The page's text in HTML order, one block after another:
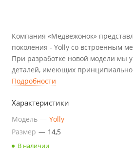
Компания «Медвежонок»
поколения - Yolly со встроенным
При разработке новой модели мы
деталей, имеющих
лечении косолапости. Весь
моделировании для эффективного
ношения брейсов.
Подробности
Характеристики
Модель — Yolly
Размер — 14,5
В наличии